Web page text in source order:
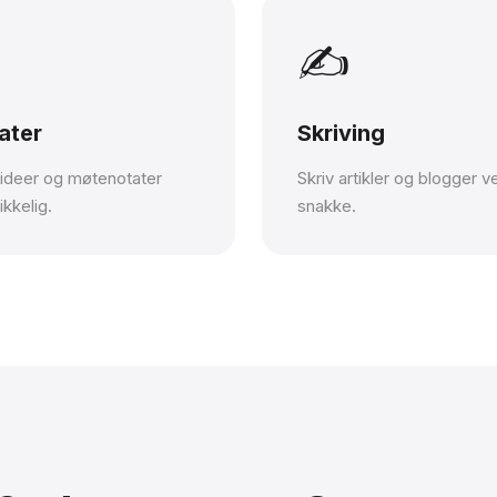
og møtenotater
✍️
Skriving
Skriv artikler og blogger
snakke.